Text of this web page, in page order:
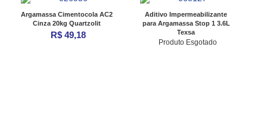
Argamassa Cimentocola AC2
Cinza 20kg Quartzolit
R$ 49,18
Aditivo Impermeabilizante
para Argamassa Stop 1 3.6L
Texsa
Produto Esgotado